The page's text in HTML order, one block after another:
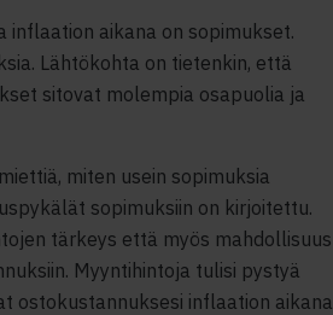
aikana on sopimukset.
Lähtökohta on tietenkin, että
sitovat molempia osapuolia ja
miten usein sopimuksia
sopimuksiin on kirjoitettu.
tärkeys että myös mahdollisuus
Myyntihintoja tulisi pystyä
ostokustannuksesi inflaation aikana